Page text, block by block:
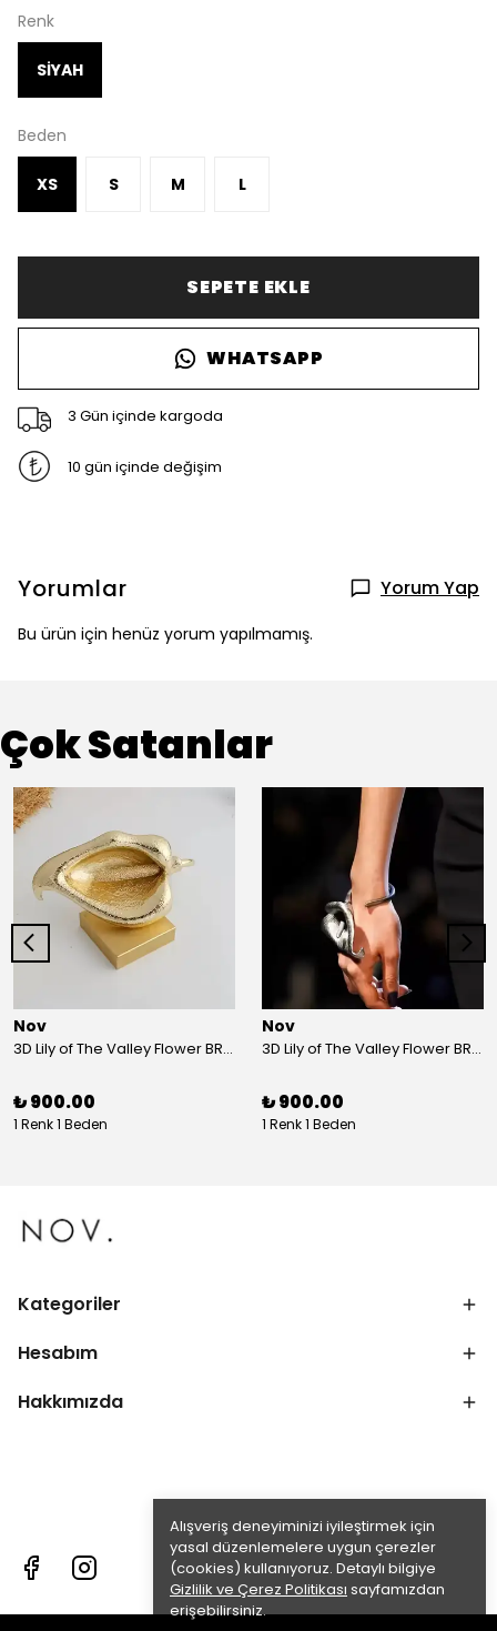
Alışveriş deneyiminizi iyileştirmek için
yasal düzenlemelere uygun çerezler
(cookies) kullanıyoruz. Detaylı bilgiye
Gizlilik ve Çerez Politikası sayfamızdan
erişebilirsiniz.
Renk
SİYAH
Beden
XS S M L
SEPETE EKLE
WHATSAPP
3 Gün içinde kargoda
10 gün içinde değişim
Yorumlar Yorum Yap
Bu ürün için henüz yorum yapılmamış.
Çok Satanlar
Nov
3D Lily of The Valley Flower BRACELET G
₺ 900.00
1 Renk 1 Beden
Nov
3D Lily of The Valley Flower BRACELET S
₺ 900.00
1 Renk 1 Beden
Kategoriler
Hesabım
Hakkımızda